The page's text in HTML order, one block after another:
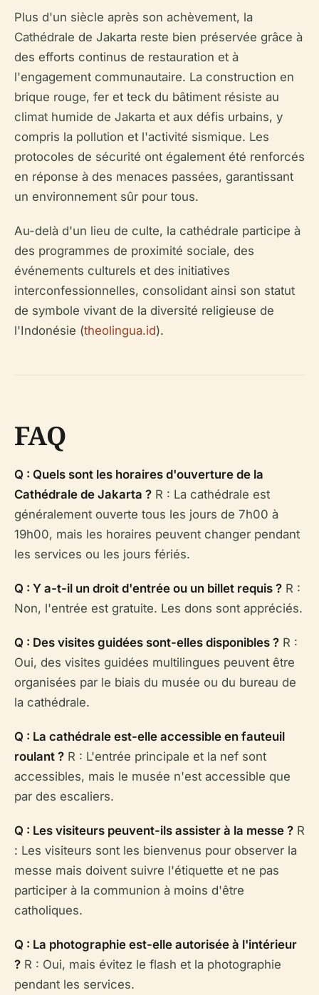
Plus d'un siècle après son achèvement, la
Cathédrale de Jakarta reste bien préservée grâce à
des efforts continus de restauration et à
l'engagement communautaire. La construction en
brique rouge, fer et teck du bâtiment résiste au
climat humide de Jakarta et aux défis urbains, y
compris la pollution et l'activité sismique. Les
protocoles de sécurité ont également été renforcés
en réponse à des menaces passées, garantissant
un environnement sûr pour tous.
Au-delà d'un lieu de culte, la cathédrale participe à
des programmes de proximité sociale, des
événements culturels et des initiatives
interconfessionnelles, consolidant ainsi son statut
de symbole vivant de la diversité religieuse de
l'Indonésie (theolingua.id).
FAQ
Q : Quels sont les horaires d'ouverture de la
Cathédrale de Jakarta ? R : La cathédrale est
généralement ouverte tous les jours de 7h00 à
19h00, mais les horaires peuvent changer pendant
les services ou les jours fériés.
Q : Y a-t-il un droit d'entrée ou un billet requis ? R :
Non, l'entrée est gratuite. Les dons sont appréciés.
Q : Des visites guidées sont-elles disponibles ? R :
Oui, des visites guidées multilingues peuvent être
organisées par le biais du musée ou du bureau de
la cathédrale.
Q : La cathédrale est-elle accessible en fauteuil
roulant ? R : L'entrée principale et la nef sont
accessibles, mais le musée n'est accessible que
par des escaliers.
Q : Les visiteurs peuvent-ils assister à la messe ? R
: Les visiteurs sont les bienvenus pour observer la
messe mais doivent suivre l'étiquette et ne pas
participer à la communion à moins d'être
catholiques.
Q : La photographie est-elle autorisée à l'intérieur
? R : Oui, mais évitez le flash et la photographie
pendant les services.